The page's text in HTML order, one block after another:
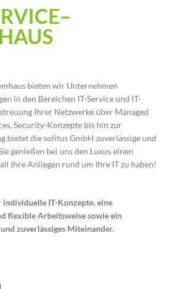
bieten wir Unternehmen
in den Bereichen IT-Service und IT-
Ihrer Netzwerke über Managed
Security-Konzepte bis hin zur
bietet die solitus GmbH zuverlässige und
genießen bei uns den Luxus einen
Ihre Anliegen rund um Ihre IT zu haben!
individuelle IT-Konzepte, eine
flexible Arbeitsweise sowie ein
zuverlässiges Miteinander.